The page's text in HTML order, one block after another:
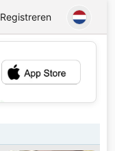
Registreren